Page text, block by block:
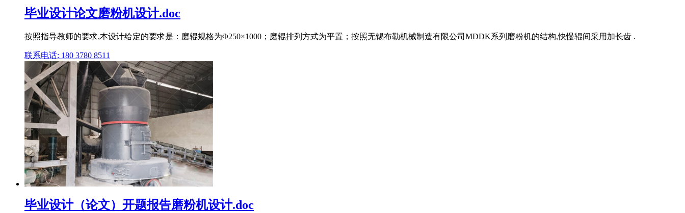
毕业设计论文磨粉机设计.doc
按照指导教师的要求,本设计给定的要求是：磨辊规格为Φ250×1000；磨辊排列方式为平置；按照无锡布勒机械制造有限公司MDDK系列磨粉机的结构,快慢辊间采用加长齿 .
联系电话: 180 3780 8511
毕业设计（论文）开题报告磨粉机设计.doc